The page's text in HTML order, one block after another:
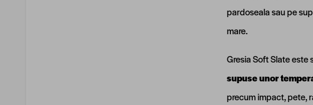
pardoseala sau pe
mare.
Gresia Soft Slate
supuse unor
precum impact, pete,